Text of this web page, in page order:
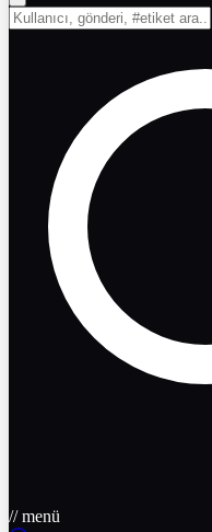
// menü